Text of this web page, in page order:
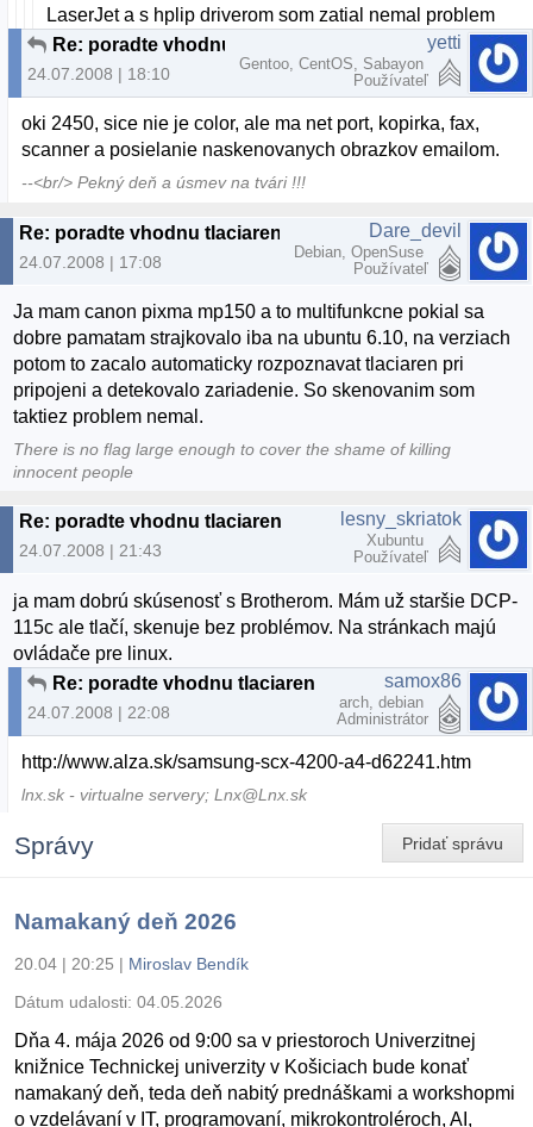
LaserJet a s hplip driverom som zatial nemal problem
Re: poradte vhodnu tlaciaren
24.07.2008 | 18:10
yetti
Gentoo, CentOS, Sabayon
Používateľ
oki 2450, sice nie je color, ale ma net port, kopirka, fax,
scanner a posielanie naskenovanych obrazkov emailom.
--<br/> Pekný deň a úsmev na tvári !!!
Re: poradte vhodnu tlaciaren
24.07.2008 | 17:08
Dare_devil
Debian, OpenSuse
Používateľ
Ja mam canon pixma mp150 a to multifunkcne pokial sa
dobre pamatam strajkovalo iba na ubuntu 6.10, na verziach
potom to zacalo automaticky rozpoznavat tlaciaren pri
pripojeni a detekovalo zariadenie. So skenovanim som
taktiez problem nemal.
There is no flag large enough to cover the shame of killing
innocent people
Re: poradte vhodnu tlaciaren
24.07.2008 | 21:43
lesny_skriatok
Xubuntu
Používateľ
ja mam dobrú skúsenosť s Brotherom. Mám už staršie DCP-
115c ale tlačí, skenuje bez problémov. Na stránkach majú
ovládače pre linux.
Re: poradte vhodnu tlaciaren
24.07.2008 | 22:08
samox86
arch, debian
Administrátor
http://www.alza.sk/samsung-scx-4200-a4-d62241.htm
lnx.sk - virtualne servery; Lnx@Lnx.sk
Pridať správu
Správy
Namakaný deň 2026
20.04 | 20:25 | Miroslav Bendík
Dátum udalosti: 04.05.2026
Dňa 4. mája 2026 od 9:00 sa v priestoroch Univerzitnej
knižnice Technickej univerzity v Košiciach bude konať
namakaný deň, teda deň nabitý prednáškami a workshopmi
o vzdelávaní v IT, programovaní, mikrokontroléroch, AI,